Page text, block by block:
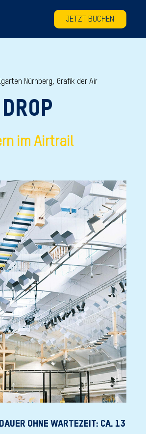
JETZT BUCHEN
im Airtrail
OHNE WARTEZEIT: CA. 13